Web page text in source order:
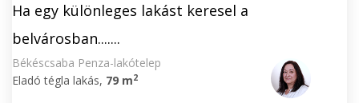
Ha egy különleges lakást keresel a
belvárosban.......
Békéscsaba Penza-lakótelep
Eladó tégla lakás, 79 m2